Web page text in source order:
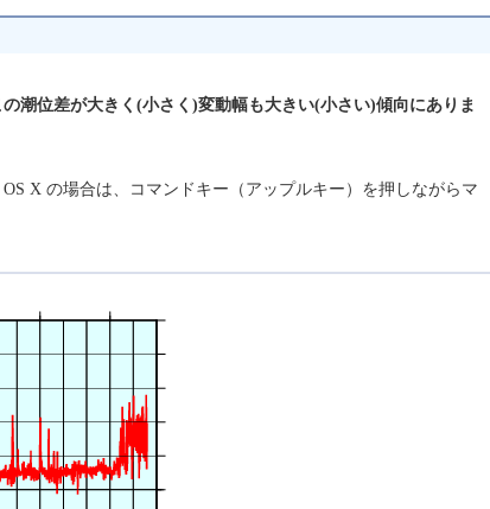
潮位差が大きく(小さく)変動幅も大きい(小さい)傾向にありま
X の場合は、コマンドキー（アップルキー）を押しながらマ